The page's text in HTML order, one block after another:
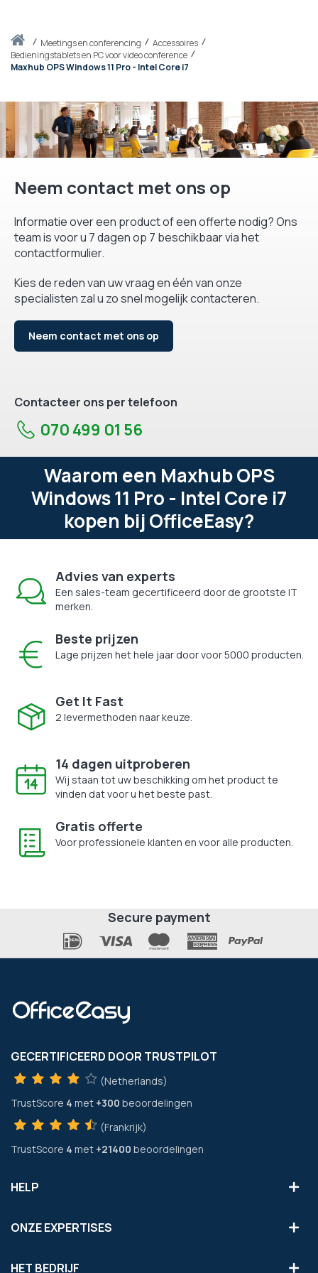
Thuismeetings en conferencing
Accessoires
Bedieningstablets en PC voor video conference
Maxhub OPS Windows 11 Pro - Intel Core i7
Neem contact met ons op
Informatie over een product of een offerte nodig? Ons
team is voor u 7 dagen op 7 beschikbaar via het
contactformulier.
Kies de reden van uw vraag en één van onze
specialisten zal u zo snel mogelijk contacteren.
Neem contact met ons op
Contacteer ons per telefoon
070 499 01 56
Waarom een Maxhub OPS
Windows 11 Pro - Intel Core i7
kopen bij OfficeEasy?
Advies van experts
Een sales-team gecertificeerd door de grootste IT
merken.
Beste prijzen
Lage prijzen het hele jaar door voor 5000 producten.
Get It Fast
2 levermethoden naar keuze.
14 dagen uitproberen
Wij staan tot uw beschikking om het product te
vinden dat voor u het beste past.
Gratis offerte
Voor professionele klanten en voor alle producten.
Secure payment
GECERTIFICEERD DOOR TRUSTPILOT
(Netherlands)
TrustScore 4 met +300 beoordelingen
(Frankrijk)
TrustScore 4 met +21400 beoordelingen
HELP
ONZE EXPERTISES
HET BEDRIJF